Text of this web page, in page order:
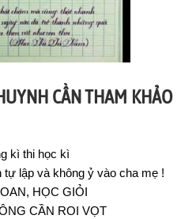
CẦN THAM KHẢO
kì thi học kì
tự lập và không ỷ vào cha mẹ !
HỌC GIỎI
CẦN ROI VỌT